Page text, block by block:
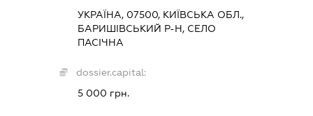
УКРАЇНА, 07500, КИЇВСЬКА ОБЛ.,
БАРИШІВСЬКИЙ Р-Н, СЕЛО
ПАСІЧНА
dossier.capital:
5 000 грн.